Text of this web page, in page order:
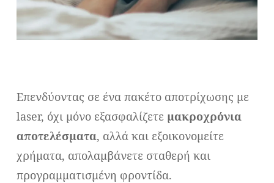
Επενδύοντας σε ένα πακέτο αποτρίχωσης με
laser, όχι μόνο εξασφαλίζετε μακροχρόνια
αποτελέσματα, αλλά και εξοικονομείτε
χρήματα, απολαμβάνετε σταθερή και
προγραμματισμένη φροντίδα.